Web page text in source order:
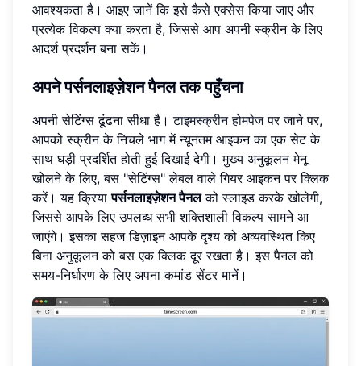
आवश्यकता है। आइए जानें कि इसे कैसे एक्सेस किया जाए और
प्रत्येक विकल्प क्या करता है, जिससे आप अपनी स्क्रीन के लिए
आदर्श प्रदर्शन बना सकें।
अपने पर्सनलाइज़ेशन पैनल तक पहुँचना
अपनी सेटिंग्स ढूंढना सीधा है।टाइमस्क्रीन होमपेजपर जाने पर,
आपको स्क्रीन के निचले भाग में न्यूनतम आइकन का एक सेट के
साथ घड़ी प्रदर्शित होती हुई दिखाई देगी। मुख्य अनुकूलन मेनू
खोलने के लिए, बस "सेटिंग्स" लेबल वाले गियर आइकन पर क्लिक
करें। यह क्रियापर्सनलाइज़ेशन पैनलको स्लाइड करके खोलेगी,
जिससे आपके लिए उपलब्ध सभी शक्तिशाली विकल्प सामने आ
जाएंगे। इसका सहज डिज़ाइन आपके दृश्य को अव्यवस्थित किए
बिना अनुकूलन को बस एक क्लिक दूर रखता है। इस पैनल को
समय-निर्धारण के लिए अपना कमांड सेंटर मानें।